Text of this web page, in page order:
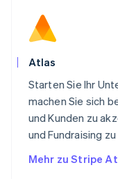
Atlas
Starten Sie Ihr
machen Sie sich
und Kunden zu
und Fundraising
Mehr zu Stripe
English
Schweden
Deutsch Français
Singapur
English 简体中文
Slowakei
English
Slowenien